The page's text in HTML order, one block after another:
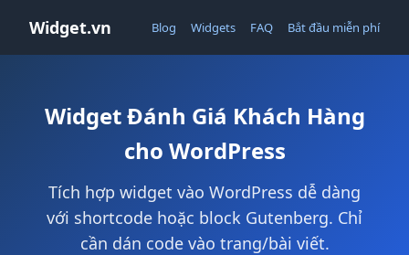
Widget.vn Blog Widgets FAQ Bắt đầu miễn phí
Widget Đánh Giá Khách Hàng
cho WordPress
Tích hợp widget vào WordPress dễ dàng
với shortcode hoặc block Gutenberg. Chỉ
cần dán code vào trang/bài viết.